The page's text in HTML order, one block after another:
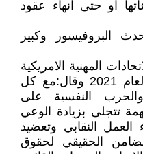
او حتى انهاء عقود
البروفيسور وكبير
المهنية الامريكية
في مقابلة اجريت معه بداية العام 2021 وقال:مع كل
النفسية على
تتجلى بزيادة الوعي
العمل النقابي وتعضيد
الحقيقي لحقوق